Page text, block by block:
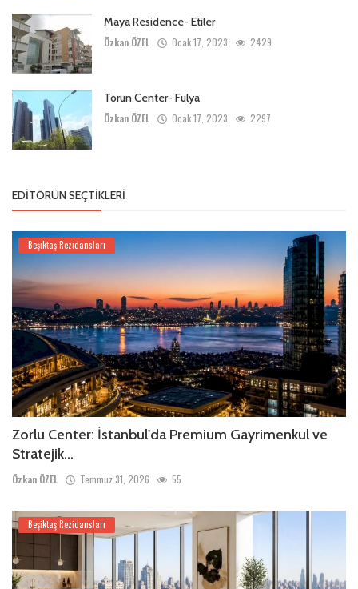
Maya Residence- Etiler
Özkan ÖZEL Ocak 17, 2023 2429
Torun Center- Fulya
Özkan ÖZEL Ocak 17, 2023 2297
EDITÖRÜN SEÇTIKLERI
Beşiktaş Rezidansları
Zorlu Center: İstanbul'da Premium Gayrimenkul ve
Stratejik...
Özkan ÖZEL Temmuz 31, 2026 55
Beşiktaş Rezidansları